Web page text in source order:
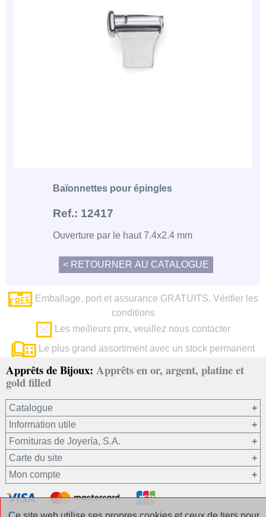
Baïonnettes pour épingles
Ref.: 12417
Ouverture par le haut 7.4x2.4 mm
Emballage, port et assurance GRATUITS. Vérifier les
conditions
Les meilleurs prix, veuillez nous contacter
Le plus grand assortiment avec un stock permanent
Apprêts de Bijoux: Apprêts en or, argent, platine et
gold filled
Catalogue
Or 750/1000
Or 375/1000
Platine 950/1000
Argent 925
Gold filled 14/20
Autres matériaux
Information utile
Fornituras de Joyería, S.A.
Notre société
Conditions générales de vente
Confidentialité de vos données
Politique en matière de cookies
Carte du site
Mon compte
Registre / Se connecter
Récupérer le mot de passe